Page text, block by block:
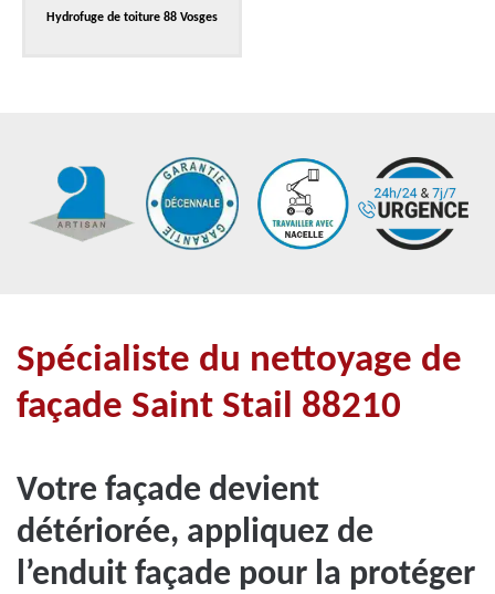
Hydrofuge de toiture 88 Vosges
Spécialiste du nettoyage de
façade Saint Stail 88210
Votre façade devient
détériorée, appliquez de
l’enduit façade pour la protéger